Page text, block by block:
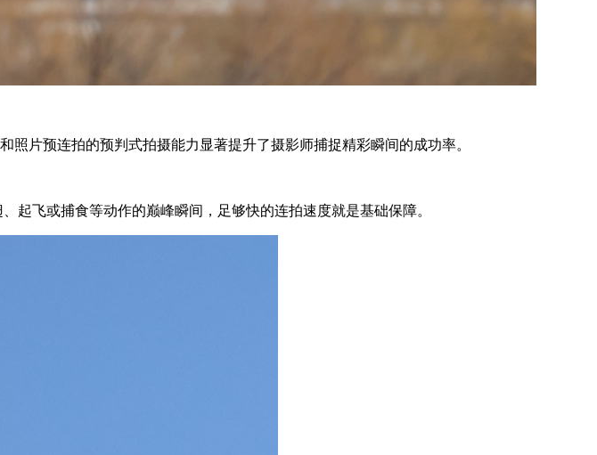
片预连拍的预判式拍摄能力显著提升了摄影师捕捉精彩瞬间的成功率。
起飞或捕食等动作的巅峰瞬间，足够快的连拍速度就是基础保障。